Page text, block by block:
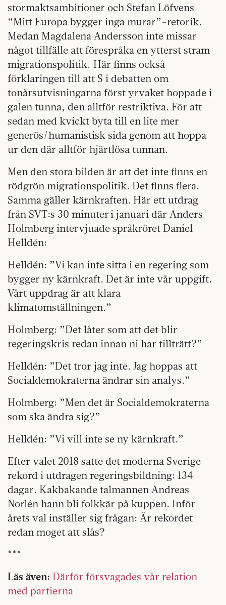
stormaktsambitioner och Stefan Löfvens
“Mitt Europa bygger inga murar”-retorik.
Medan Magdalena Andersson inte missar
något tillfälle att förespråka en ytterst stram
migrationspolitik. Här finns också
förklaringen till att S i debatten om
tonårsutvisningarna först yrvaket hoppade i
galen tunna, den alltför restriktiva. För att
sedan med kvickt byta till en lite mer
generös/humanistisk sida genom att hoppa
ur den där alltför hjärtlösa tunnan.
Men den stora bilden är att det inte finns en
rödgrön migrationspolitik. Det finns flera.
Samma gäller kärnkraften. Här ett utdrag
från SVT:s 30 minuter i januari där Anders
Holmberg intervjuade språkröret Daniel
Helldén:
Helldén: ”Vi kan inte sitta i en regering som
bygger ny kärnkraft. Det är inte vår uppgift.
Vårt uppdrag är att klara
klimatomställningen.”
Holmberg: ”Det låter som att det blir
regeringskris redan innan ni har tillträtt?”
Helldén: ”Det tror jag inte. Jag hoppas att
Socialdemokraterna ändrar sin analys.”
Holmberg: ”Men det är Socialdemokraterna
som ska ändra sig?”
Helldén: ”Vi vill inte se ny kärnkraft.”
Efter valet 2018 satte det moderna Sverige
rekord i utdragen regeringsbildning: 134
dagar. Kakbakande talmannen Andreas
Norlén hann bli folkkär på kuppen. Inför
årets val inställer sig frågan: Är rekordet
redan moget att slås?
***
Läs även: Därför försvagades vår relation
med partierna